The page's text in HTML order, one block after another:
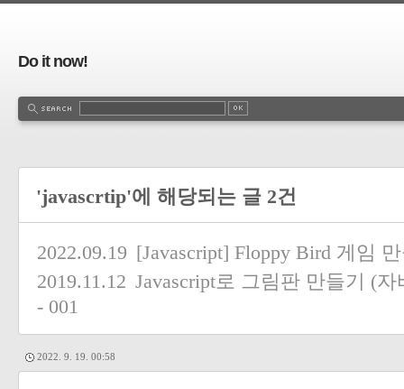
Do it now!
'javascrtip'에 해당되는 글 2건
2022.09.19 [Javascript] Floppy Bird 게임
2019.11.12 Javascript로 그림판 만들기 (
- 001
2022. 9. 19. 00:58